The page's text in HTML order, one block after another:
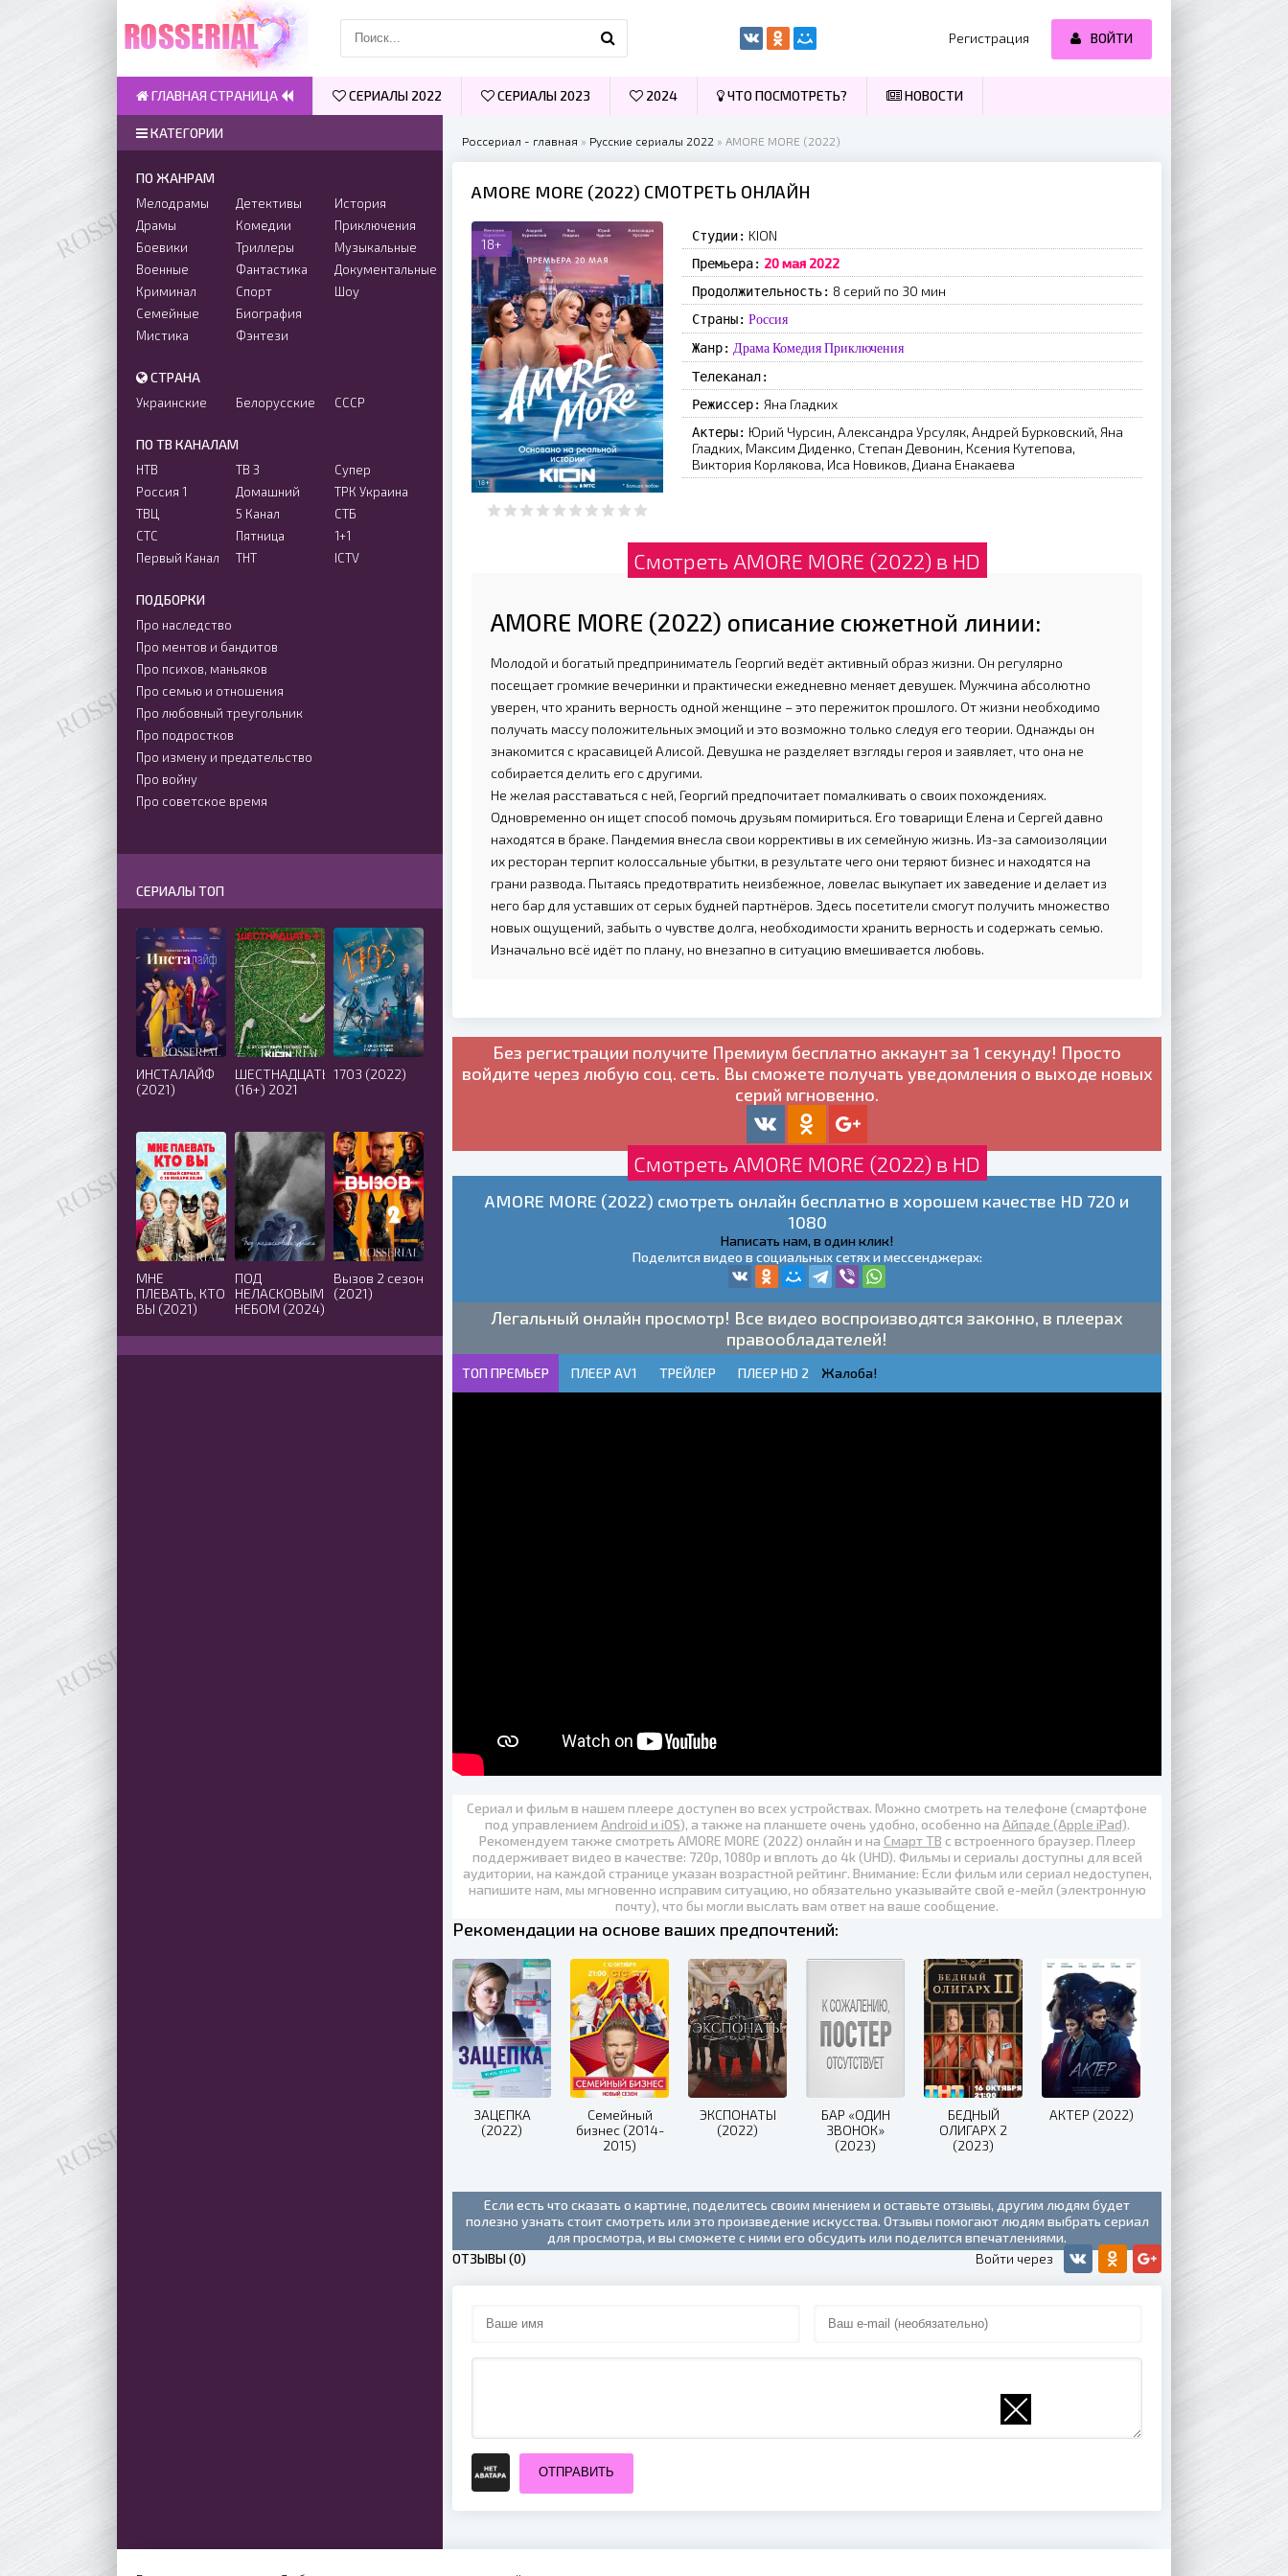
Россериал - главная » Русские сериалы 2022 » AMORE MORE (2022)
AMORE MORE (2022) СМОТРЕТЬ ОНЛАЙН
18+ Студии: KION
Премьера: 20 мая 2022
Продолжительность: 8 серий по 30 мин
Страны: Россия
Жанр: Драма Комедия Приключения
Телеканал:
Режиссер: Яна Гладких
Актеры: Юрий Чурсин, Александра Урсуляк, Андрей Бурковский, Яна
Гладких, Максим Диденко, Степан Девонин, Ксения Кутепова,
Виктория Корлякова, Иса Новиков, Диана Енакаева
Смотреть AMORE MORE (2022) в HD
AMORE MORE (2022) описание сюжетной линии:
Молодой и богатый предприниматель Георгий ведёт активный образ жизни. Он регулярно
посещает громкие вечеринки и практически ежедневно меняет девушек. Мужчина абсолютно
уверен, что хранить верность одной женщине – это пережиток прошлого. От жизни необходимо
получать массу положительных эмоций и это возможно только следуя его теории. Однажды он
знакомится с красавицей Алисой. Девушка не разделяет взгляды героя и заявляет, что она не
собирается делить его с другими.
Не желая расставаться с ней, Георгий предпочитает помалкивать о своих похождениях.
Одновременно он ищет способ помочь друзьям помириться. Его товарищи Елена и Сергей давно
находятся в браке. Пандемия внесла свои коррективы в их семейную жизнь. Из-за самоизоляции
их ресторан терпит колоссальные убытки, в результате чего они теряют бизнес и находятся на
грани развода. Пытаясь предотвратить неизбежное, ловелас выкупает их заведение и делает из
него бар для уставших от серых будней партнёров. Здесь посетители смогут получить множество
новых ощущений, забыть о чувстве долга, необходимости хранить верность и содержать семью.
Изначально всё идёт по плану, но внезапно в ситуацию вмешивается любовь.
Без регистрации получите Премиум бесплатно аккаунт за 1 секунду! Просто
войдите через любую соц. сеть. Вы сможете получать уведомления о выходе новых
серий мгновенно.
Смотреть AMORE MORE (2022) в HD
AMORE MORE (2022) смотреть онлайн бесплатно в хорошем качестве HD 720 и
1080
Написать нам, в один клик!
Поделится видео в социальных сетях и мессенджерах:
Легальный онлайн просмотр! Все видео воспроизводятся законно, в плеерах
правообладателей!
ТОП ПРЕМЬЕР ПЛЕЕР AV1 ТРЕЙЛЕР ПЛЕЕР HD 2 Жалоба!
Сериал и фильм в нашем плеере доступен во всех устройствах. Можно смотреть на телефоне (смартфоне
под управлением Android и iOS), а также на планшете очень удобно, особенно на Айпаде (Apple iPad).
Рекомендуем также смотреть AMORE MORE (2022) онлайн и на Смарт ТВ с встроенного браузер. Плеер
поддерживает видео в качестве: 720p, 1080p и вплоть до 4k (UHD). Фильмы и сериалы доступны для всей
аудитории, на каждой странице указан возрастной рейтинг. Внимание: Если фильм или сериал недоступен,
напишите нам, мы мгновенно исправим ситуацию, но обязательно указывайте свой е-мейл (электронную
почту), что бы могли выслать вам ответ на ваше сообщение.
Рекомендации на основе ваших предпочтений:
ЗАЦЕПКА
(2022)
Семейный
бизнес (2014-
2015)
ЭКСПОНАТЫ
(2022)
БАР «ОДИН
ЗВОНОК»
(2023)
БЕДНЫЙ
ОЛИГАРХ 2
(2023)
АКТЕР (2022)
Если есть что сказать о картине, поделитесь своим мнением и оставьте отзывы, другим людям будет
полезно узнать стоит смотреть или это произведение искусства. Отзывы помогают людям выбрать сериал
для просмотра, и вы сможете с ними его обсудить или поделится впечатлениями.
ОТЗЫВЫ (0)
ОТПРАВИТЬ
КАТЕГОРИИ
ПО ЖАНРАМ
Мелодрамы
Драмы
Боевики
Военные
Криминал
Семейные
Мистика
Детективы
Комедии
Триллеры
Фантастика
Спорт
Биография
Фэнтези
История
Приключения
Музыкальные
Документальные
Шоу
СТРАНА
Украинские Белорусские СССР
ПО ТВ КАНАЛАМ
НТВ
Россия 1
ТВЦ
СТС
Первый Канал
ТВ 3
Домашний
5 Канал
Пятница
ТНТ
Супер
ТРК Украина
СТБ
1+1
ICTV
ПОДБОРКИ
Про наследство
Про ментов и бандитов
Про психов, маньяков
Про семью и отношения
Про любовный треугольник
Про подростков
Про измену и предательство
Про войну
Про советское время
СЕРИАЛЫ ТОП
ИНСТАЛАЙФ
(2021)
ШЕСТНАДЦАТЬ
(16+) 2021
1703 (2022)
МНЕ
ПЛЕВАТЬ, КТО
ВЫ (2021)
ПОД
НЕЛАСКОВЫМ
НЕБОМ (2024)
Вызов 2 сезон
(2021)
Регистрация ВОЙТИ
ГЛАВНАЯ СТРАНИЦА СЕРИАЛЫ 2022 СЕРИАЛЫ 2023 2024 ЧТО ПОСМОТРЕТЬ? НОВОСТИ